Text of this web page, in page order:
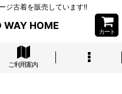
ジ古着を販売しています!!
HOME
カート
ご利用案内